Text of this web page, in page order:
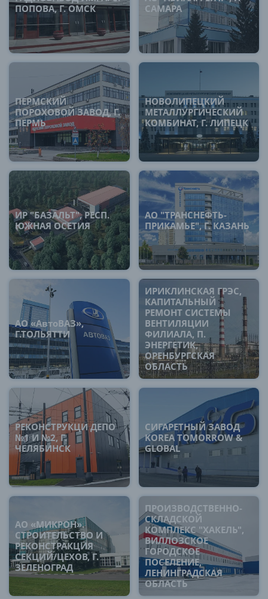
ПОПОВА, Г. ОМСК
САМАРА
ПЕРМСКИЙ
ПОРОХОВОЙ ЗАВОД, Г.
ПЕРМЬ
НОВОЛИПЕЦКИЙ
МЕТАЛЛУРГИЧЕСКИЙ
КОМБИНАТ, Г. ЛИПЕЦК
ИР "БАЗАЛЬТ", РЕСП.
ЮЖНАЯ ОСЕТИЯ
АО "ТРАНСНЕФТЬ-
ПРИКАМЬЕ", Г. КАЗАНЬ
АО «АвтоВАЗ»,
Г.ТОЛЬЯТТИ
ИРИКЛИНСКАЯ ГРЭС,
КАПИТАЛЬНЫЙ
РЕМОНТ СИСТЕМЫ
ВЕНТИЛЯЦИИ
ФИЛИАЛА, П.
ЭНЕРГЕТИК,
ОРЕНБУРГСКАЯ
ОБЛАСТЬ
РЕКОНСТРУКЦИ ДЕПО
№1 И №2, Г.
ЧЕЛЯБИНСК
СИГАРЕТНЫЙ ЗАВОД
KOREA TOMORROW &
GLOBAL
АО «МИКРОН».
СТРОИТЕЛЬСТВО И
РЕКОНСТРАКЦИЯ
СЕКЦИЙ/ЦЕХОВ, Г.
ЗЕЛЕНОГРАД
ПРОИЗВОДСТВЕННО-
СКЛАДСКОЙ
КОМПЛЕКС "ХАКЕЛЬ",
ВИЛЛОЗСКОЕ
ГОРОДСКОЕ
ПОСЕЛЕНИЕ,
ЛЕНИНГРАДСКАЯ
ОБЛАСТЬ